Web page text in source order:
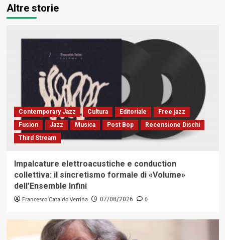
Altre storie
Contemporary Jazz Cultura Editoriale
Free jazz
Fusion
Jazz Musica Post Bop
Recensione Dischi
Third Stream
Impalcature elettroacustiche e conduction
collettiva: il sincretismo formale di «Volume»
dell’Ensemble Infini
Francesco Cataldo Verrina 07/08/2026 0